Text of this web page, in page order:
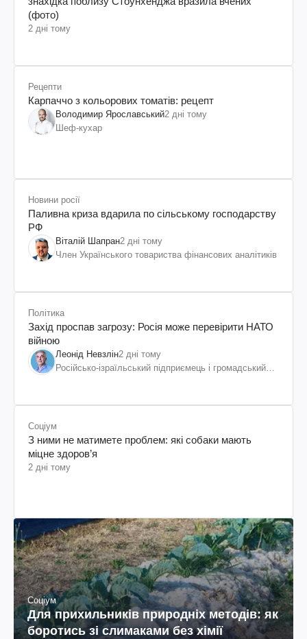
(фото)
2 дні тому
Рецепти
Карпаччо з кольорових томатів: рецепт
Володимир Ярославський2 дні тому
Шеф-кухар
Новини росії
Паливна криза вдарила по сільському господарству
РФ
Віталій Шапран2 дні тому
Член Українського товариства фінансових аналітиків
Політика
Захід проспав загрозу: Росія може перевірити НАТО
війною
Леонід Невзлін2 дні тому
Російсько-ізраїльський підприємець і громадський
Соціум
З ними не матимете проблем: які собаки мають
міцне здоров’я
2 дні тому
Соціум
Для прихильників природніх методів: як
боротись зі слимаками без хімії